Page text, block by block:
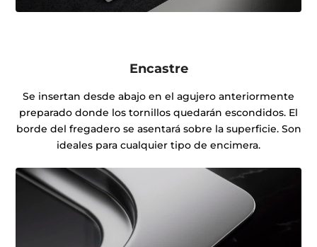
Encastre
Se insertan desde abajo en el agujero anteriormente
preparado donde los tornillos quedarán escondidos. El
borde del fregadero se asentará sobre la superficie. Son
ideales para cualquier tipo de encimera.